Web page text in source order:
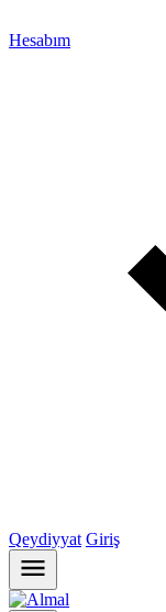
Hesabım
Qeydiyyat Giriş